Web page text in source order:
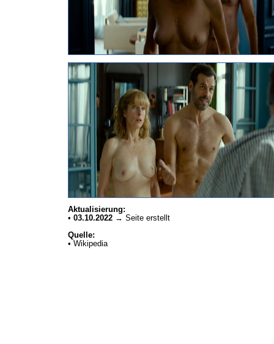
Aktualisierung:
• 03.10.2022 → Seite erstellt
Quelle:
• Wikipedia